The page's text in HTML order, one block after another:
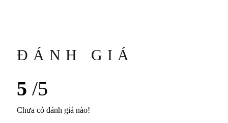
ĐÁNH GIÁ
5 /5
Chưa có đánh giá nào!